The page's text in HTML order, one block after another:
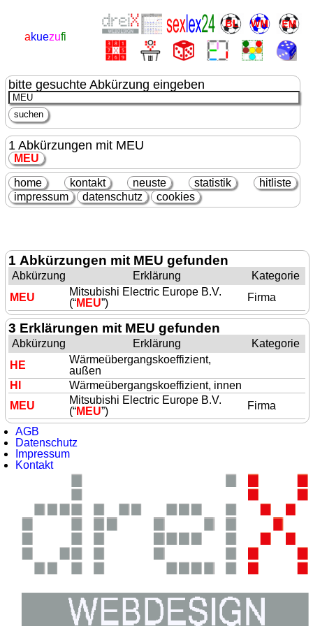
akuezufi
bitte gesuchte Abkürzung eingeben
1 Abkürzungen mit MEU
MEU
home kontakt neuste statistik
hitliste
impressum
datenschutz cookies
1 Abkürzungen mit MEU gefunden
Abkürzung Erklärung
Kategorie
MEU
Mitsubishi Electric Europe B.V.
(“MEU”) Firma
3 Erklärungen mit MEU gefunden
Abkürzung Erklärung
Kategorie
HE
Wärmeübergangskoeffizient,
außen
HI
Wärmeübergangskoeffizient, innen
MEU
Mitsubishi Electric Europe B.V.
(“MEU”) Firma
AGB
Datenschutz
Impressum
Kontakt